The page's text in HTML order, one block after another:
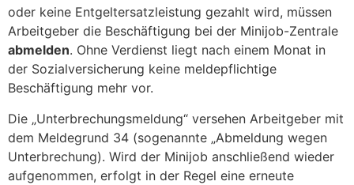
oder keine Entgeltersatzleistung gezahlt wird, müssen
Arbeitgeber die Beschäftigung bei der Minijob-Zentrale
abmelden. Ohne Verdienst liegt nach einem Monat in
der Sozialversicherung keine meldepflichtige
Beschäftigung mehr vor.
Die „Unterbrechungsmeldung“ versehen Arbeitgeber mit
dem Meldegrund 34 (sogenannte „Abmeldung wegen
Unterbrechung). Wird der Minijob anschließend wieder
aufgenommen, erfolgt in der Regel eine erneute